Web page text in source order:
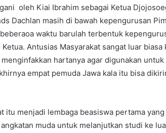
oleh Kiai Ibrahim sebagai Ketua
Dachlan masih di bawah kepengurusan
waktu barulah terbentuk
Antusias Masyarakat sangat luar
hartanya agar digunakan
empat pemuda Jawa kala itu bisa
itu menjadi lembaga beasiswa pertama
muda untuk melanjutkan studi ke